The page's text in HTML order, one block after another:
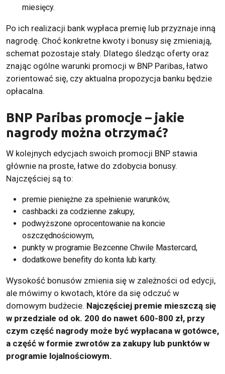
miesięcy.
Po ich realizacji bank wypłaca premię lub przyznaje inną
nagrodę. Choć konkretne kwoty i bonusy się zmieniają,
schemat pozostaje stały. Dlatego śledząc oferty oraz
znając ogólne warunki promocji w BNP Paribas, łatwo
zorientować się, czy aktualna propozycja banku będzie
opłacalna.
BNP Paribas promocje – jakie
nagrody można otrzymać?
W kolejnych edycjach swoich promocji BNP stawia
głównie na proste, łatwe do zdobycia bonusy.
Najczęściej są to:
premie pieniężne za spełnienie warunków,
cashbacki za codzienne zakupy,
podwyższone oprocentowanie na koncie
oszczędnościowym,
punkty w programie Bezcenne Chwile Mastercard,
dodatkowe benefity do konta lub karty.
Wysokość bonusów zmienia się w zależności od edycji,
ale mówimy o kwotach, które da się odczuć w
domowym budżecie. Najczęściej premie mieszczą się
w przedziale od ok. 200 do nawet 600-800 zł, przy
czym część nagrody może być wypłacana w gotówce,
a część w formie zwrotów za zakupy lub punktów w
programie lojalnościowym.